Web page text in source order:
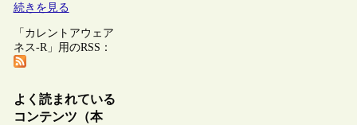
続きを見る
「カレントアウェア
ネス-R」用のRSS：
よく読まれている
コンテンツ（本